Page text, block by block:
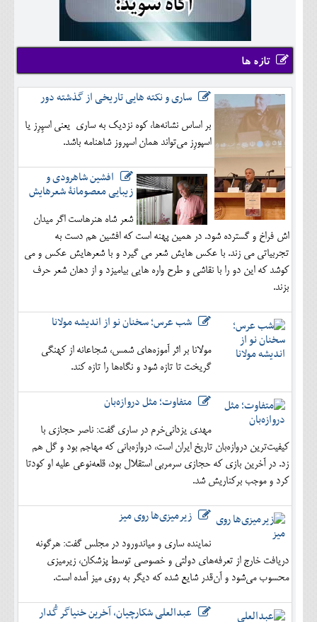
تازه ها
ساری و نکته هایی تاریخی از گذشته دور
بر اساس نشانه‌ها، کوه نزدیک به ساری یعنی اسپِرِز یا
اسپورِز می‌تواند همان اسپروز شاهنامه باشد.
افشین شاهرودی و
زیبایی معصومانۀ شعرهایش
شعر شاه هنرهاست اگر میدان
اش فراخ و گسترده شود. در همین پهنه است که افشین هم دست به
تجربیاتی می زند. با عکس هایش شعر می گیرد و با شعرهایش عکس و می
کوشد که این دو را با نقاشی و طرح واره هایی بیامیزد و از دهان شعر حرف
بزند.
شب عرس؛ سخنان نو از اندیشه مولانا
مولانا بر اثر آموزه‌های شمس، شجاعانه از کهنگی
گریخت تا تازه شود و نگاه‌ها را تازه کند.
متفاوت؛ مثل دروازه‌بان
مهدی یزدانی‌خرم در ساری گفت: ناصر حجازی با
کیفیت‌ترین دروازه‌بان تاریخ ایران است، دروازه‌بانی که مهاجم بود و گل هم
زد. در آخرین بازی که حجازی سرمربی استقلال بود، قلعه‌نوعی علیه او کودتا
کرد و موجب برکناریش شد.
زیرمیزی‌ها روی میز
نماینده ساری و میاندورود در مجلس گفت: هرگونه
دریافت خارج از تعرفه‌های دولتی و خصوصی توسط پزشکان، زیرمیزی
محسوب می‌شود و آن‌قدر شایع شده که دیگر به روی میز آمده است.
عبدالعلی شکارچیان، آخرین خنیاگر گُدار